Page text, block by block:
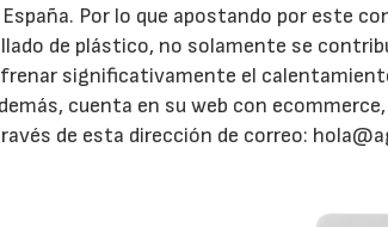
Por lo que apostando por este
de plástico, no solamente se
significativamente el
cuenta en su web con
de esta dirección de correo: